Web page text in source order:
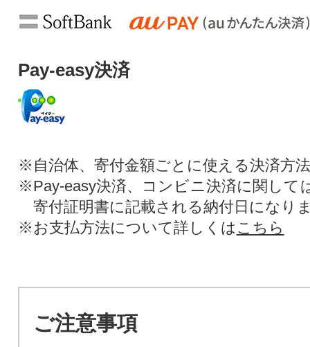
Pay-easy決済
※自治体、寄付金額ごとに使える決済方
※Pay-easy決済、コンビニ決済に関して
寄付証明書に記載される納付日になり
※お支払方法について詳しくは こちら
ご注意事項